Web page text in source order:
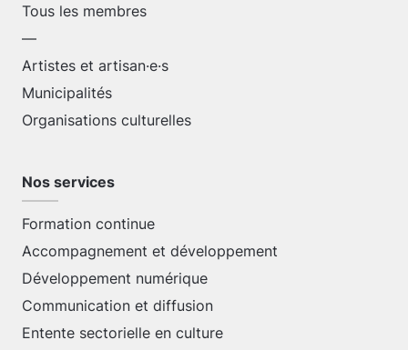
Tous les membres
—
Artistes et artisan·e·s
Municipalités
Organisations culturelles
Nos services
Formation continue
Accompagnement et développement
Développement numérique
Communication et diffusion
Entente sectorielle en culture